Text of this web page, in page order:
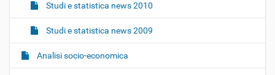
Studi e statistica news 2010
Studi e statistica news 2009
Analisi socio-economica